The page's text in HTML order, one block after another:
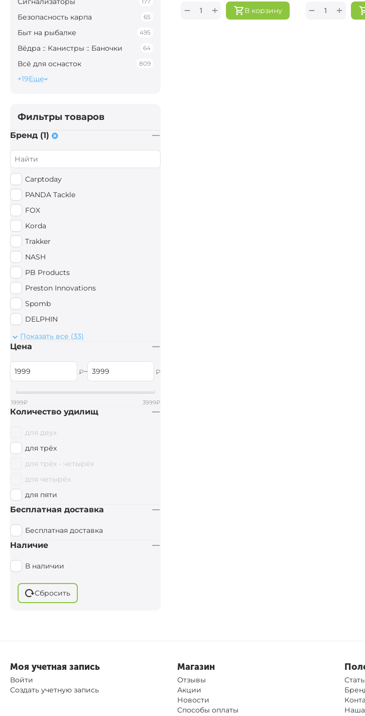
В корзину
+
− +
−
Безопасность карпа 65
Быт на рыбалке 495
Вёдра :: Канистры :: Баночки 64
Всё для оснасток 809
+19Еще
Фильтры товаров
Бренд (1)
Carptoday
PANDA Tackle
FOX
Korda
Trakker
NASH
PB Products
Preston Innovations
Spomb
DELPHIN
Drennan
Anaconda
Sonik
AVID CARP
Wychwood
Carp Pro
Cygnet
Caiman
Boatman
SKILLS
Показать все (33)
Цена
₽– ₽
1999₽ 3999₽
Количество удилищ
для двух
для трёх
для трёх - четырёх
для четырёх
для пяти
Бесплатная доставка
Бесплатная доставка
Наличие
В наличии
Сбросить
Моя учетная запись
Войти
Создать учетную запись
Магазин
Отзывы
Акции
Новости
Способы оплаты